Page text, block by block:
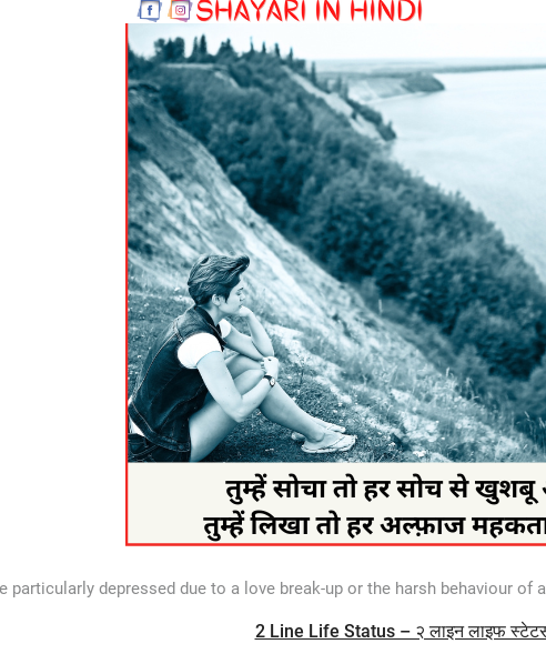
particularly depressed due to a love break-up or the harsh behaviour
2 Line Life Status – २ लाइन लाइफ